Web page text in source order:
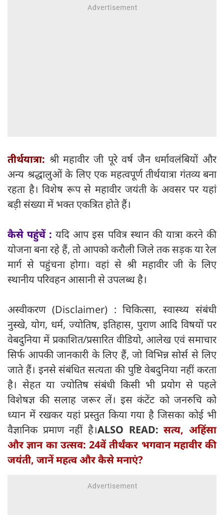
तीर्थयात्रा: श्री महावीर जी पूरे वर्ष जैन धर्मावलंबियों और
अन्य श्रद्धालुओं के लिए एक महत्वपूर्ण तीर्थयात्रा गंतव्य बना
रहता है। विशेष रूप से महावीर जयंती के अवसर पर यहां
बड़ी संख्या में भक्त एकत्रित होते हैं।
कैसे पहुंचें :यदि आप इस पवित्र स्थान की यात्रा करने की
योजना बना रहे हैं, तो आपको करौली जिले तक सड़क या रेल
मार्ग से पहुंचना होगा। वहां से श्री महावीर जी के लिए
स्थानीय परिवहन आसानी से उपलब्ध है।
अस्वीकरण (Disclaimer) : चिकित्सा, स्वास्थ्य संबंधी
नुस्खे, योग, धर्म, ज्योतिष, इतिहास, पुराण आदि विषयों पर
वेबदुनिया में प्रकाशित/प्रसारित वीडियो, आलेख एवं समाचार
सिर्फ आपकी जानकारी के लिए हैं, जो विभिन्न सोर्स से लिए
जाते हैं। इनसे संबंधित सत्यता की पुष्टि वेबदुनिया नहीं करता
है। सेहत या ज्योतिष संबंधी किसी भी प्रयोग से पहले
विशेषज्ञ की सलाह जरूर लें। इस कंटेंट को जनरुचि को
ध्यान में रखकर यहां प्रस्तुत किया गया है जिसका कोई भी
वैज्ञानिक प्रमाण नहीं है।ALSO READ:सत्य, अहिंसा
और ज्ञान का उत्सव: 24वें तीर्थंकर भगवान महावीर की
जयंती, जानें महत्व और कैसे मनाएं?